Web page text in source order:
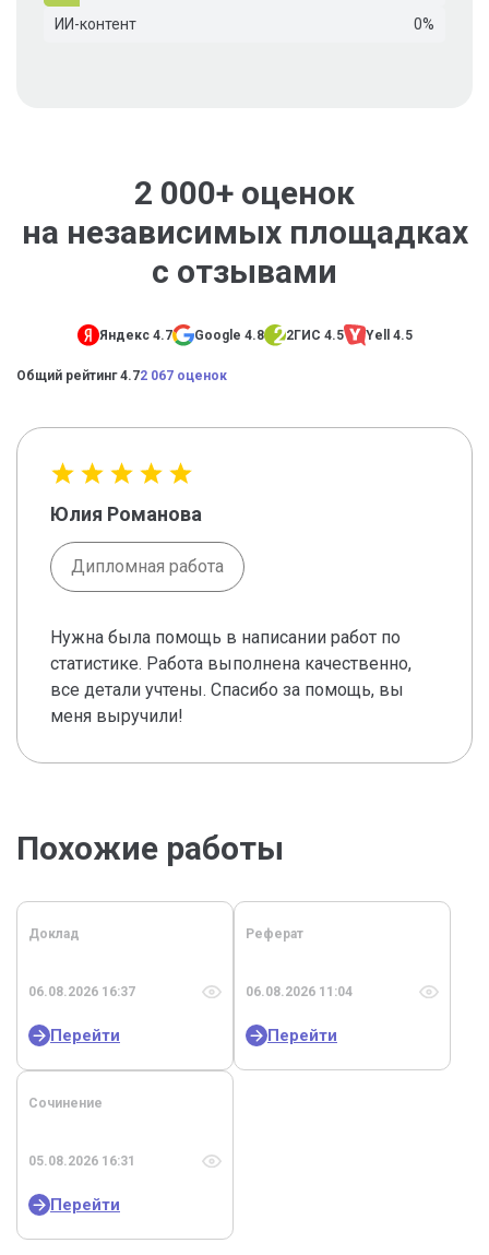
ИИ-контент 0%
2 000+ оценок
на независимых площадках
с отзывами
Яндекс 4.7 Google 4.8 2ГИС 4.5 Yell 4.5
Общий рейтинг 4.72 067 оценок
Юлия Романова
Дипломная работа
Нужна была помощь в написании работ по
статистике. Работа выполнена качественно,
все детали учтены. Спасибо за помощь, вы
меня выручили!
Похожие работы
Доклад
06.08.2026 16:37
Перейти
Реферат
06.08.2026 11:04
Перейти
Сочинение
05.08.2026 16:31
Перейти